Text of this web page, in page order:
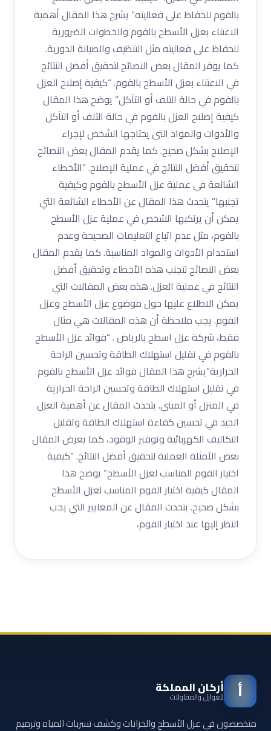
بالفوم للحفاظ على فعاليته” يشرح هذا المقال أهمية
الاعتناء بعزل الأسطح بالفوم والخطوات الضرورية
للحفاظ على فعاليته مثل التنظيف والصيانة الدورية.
كما يوفر المقال بعض النصائح لتحقيق أفضل النتائج
في الاعتناء بعزل الأسطح بالفوم. “كيفية إصلاح العزل
بالفوم في حالة التلف أو التآكل” يوضح هذا المقال
كيفية إصلاح العزل بالفوم في حالة التلف أو التآكل
والأدوات والمواد التي يحتاجها الشخص لإجراء
الإصلاح بشكل صحيح. كما يقدم المقال بعض النصائح
لتحقيق أفضل النتائج في عملية الإصلاح. “الأخطاء
الشائعة في عملية عزل الأسطح بالفوم وكيفية
تجنبها” يتحدث هذا المقال عن الأخطاء الشائعة التي
يمكن أن يرتكبها الشخص في عملية عزل الأسطح
بالفوم، مثل عدم اتباع التعليمات الصحيحة وعدم
استخدام الأدوات والمواد المناسبة. كما يقدم المقال
بعض النصائح لتجنب هذه الأخطاء وتحقيق أفضل
النتائج في عملية العزل. هذه بعض المقالات التي
يمكن الاطلاع عليها حول موضوع عزل الأسطح وعزل
الفوم. يجب ملاحظة أن هذه المقالات هي مثال
فقط، شركة عزل اسطح بالرياض . “فوائد عزل الأسطح
بالفوم في تقليل استهلاك الطاقة وتحسين الراحة
الحرارية”يشرح هذا المقال فوائد عزل الأسطح بالفوم
في تقليل استهلاك الطاقة وتحسين الراحة الحرارية
في المنزل أو المبنى. يتحدث المقال عن أهمية العزل
الجيد في تحسين كفاءة استهلاك الطاقة وتقليل
التكاليف الكهربائية وتوفير الوقود، كما يعرض المقال
بعض الأمثلة العملية لتحقيق أفضل النتائج. “كيفية
اختيار الفوم المناسب لعزل الأسطح” يوضح هذا
المقال كيفية اختيار الفوم المناسب لعزل الأسطح
بشكل صحيح. يتحدث المقال عن المعايير التي يجب
النظر إليها عند اختيار الفوم،
أ أركان المملكة
للعوازل والمقاولات
متخصصون في عزل الأسطح والخزانات وكشف تسربات المياه وترميم